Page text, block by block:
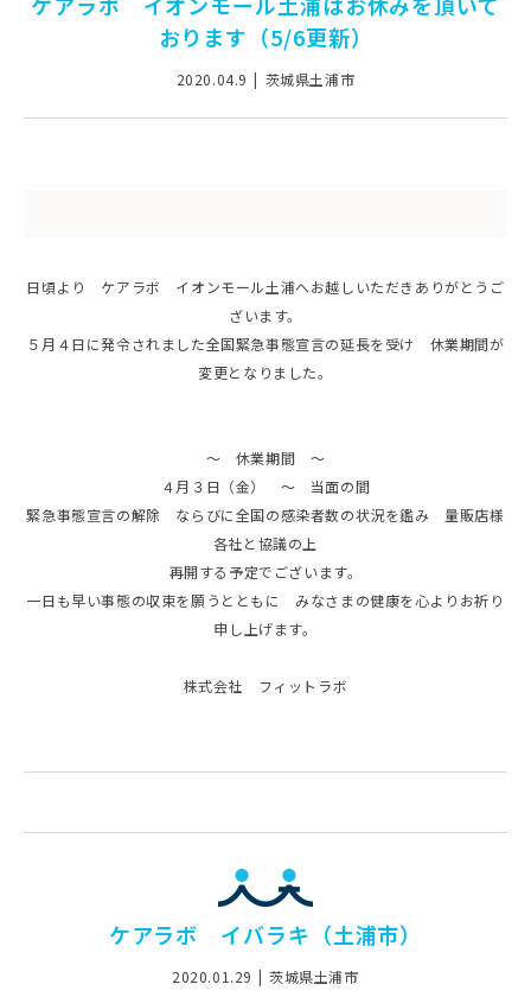
おります（5/6更新）
2020.04.9 茨城県土浦市
日頃より ケアラボ イオンモール土浦へお越しいただきありがとうご
ざいます。
５月４日に発令されました全国緊急事態宣言の延長を受け 休業期間が
変更となりました。
～ 休業期間 ～
４月３日（金） ～ 当面の間
緊急事態宣言の解除 ならびに全国の感染者数の状況を鑑み 量販店様
各社と協議の上
再開する予定でございます。
一日も早い事態の収束を願うとともに みなさまの健康を心よりお祈り
申し上げます。
株式会社 フィットラボ
ケアラボ イバラキ（土浦市）
2020.01.29 茨城県土浦市